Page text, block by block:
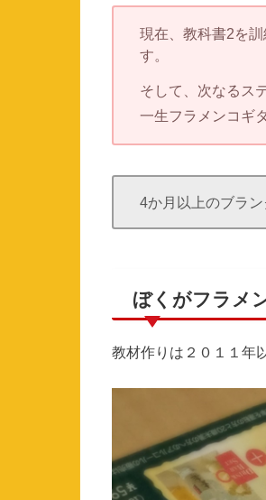
現在、教科書2を
す。
そして、 次なるス
一生フラメンコギ
4か月以上のブラ
ぼくがフラメ
教材作りは２０１１年